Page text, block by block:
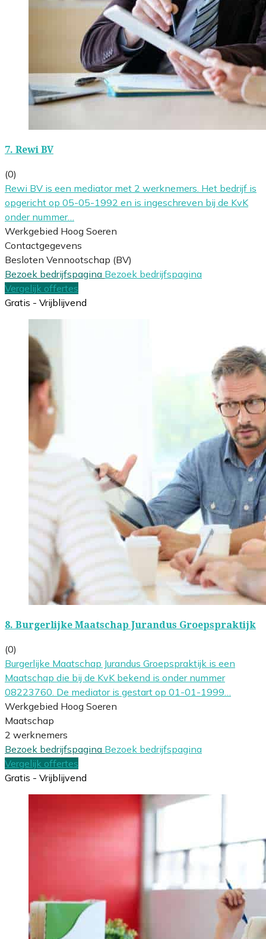
7. Rewi BV
(0)
Rewi BV is een mediator met 2 werknemers. Het bedrijf is
opgericht op 05-05-1992 en is ingeschreven bij de KvK
onder nummer…
Werkgebied Hoog Soeren
Contactgegevens
Besloten Vennootschap (BV)
Bezoek bedrijfspagina Bezoek bedrijfspagina
Vergelijk offertes
Gratis - Vrijblijvend
8. Burgerlijke Maatschap Jurandus Groepspraktijk
(0)
Burgerlijke Maatschap Jurandus Groepspraktijk is een
Maatschap die bij de KvK bekend is onder nummer
08223760. De mediator is gestart op 01-01-1999…
Werkgebied Hoog Soeren
Maatschap
2 werknemers
Bezoek bedrijfspagina Bezoek bedrijfspagina
Vergelijk offertes
Gratis - Vrijblijvend